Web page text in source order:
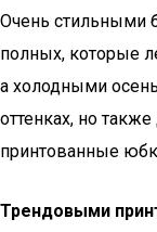
Очень стильными
полных, которые
а холодными
оттенках, но
принтованные
Трендовыми